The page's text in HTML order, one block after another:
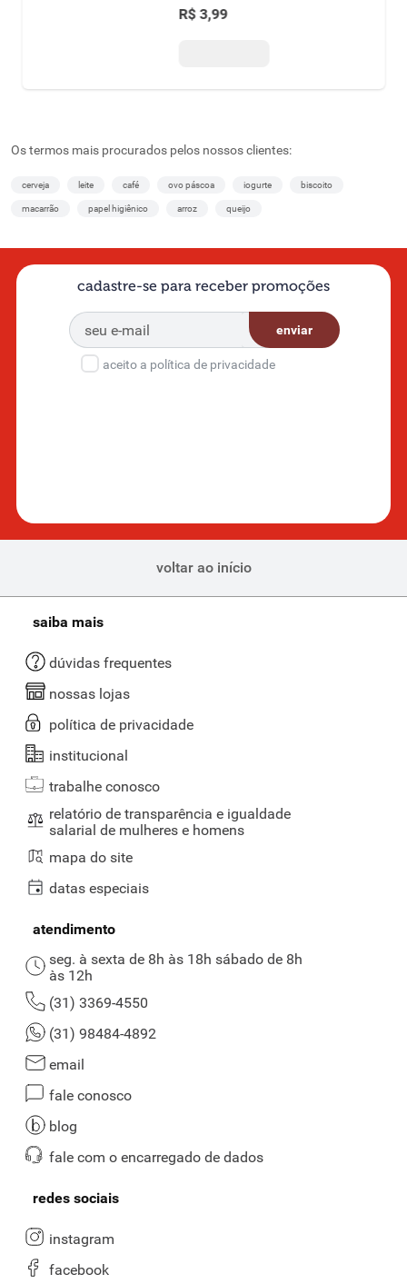
R$ 3,99
Os termos mais procurados pelos nossos clientes:
cerveja leite café ovo páscoa iogurte biscoito
macarrão papel higiênico arroz queijo
cadastre-se para receber promoções
enviar
aceito a política de privacidade
voltar ao início
saiba mais
dúvidas frequentes
nossas lojas
política de privacidade
institucional
trabalhe conosco
relatório de transparência e igualdade
salarial de mulheres e homens
mapa do site
datas especiais
atendimento
seg. à sexta de 8h às 18h sábado de 8h
às 12h
(31) 3369-4550
(31) 98484-4892
email
fale conosco
blog
fale com o encarregado de dados
redes sociais
instagram
facebook